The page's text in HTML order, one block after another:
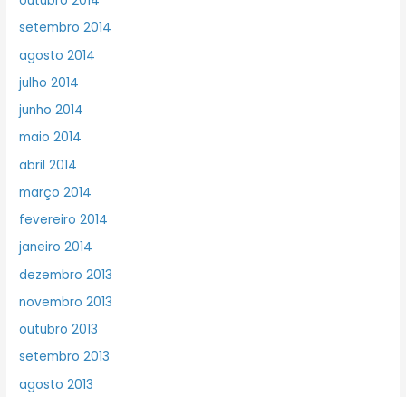
setembro 2014
agosto 2014
julho 2014
junho 2014
maio 2014
abril 2014
março 2014
fevereiro 2014
janeiro 2014
dezembro 2013
novembro 2013
outubro 2013
setembro 2013
agosto 2013